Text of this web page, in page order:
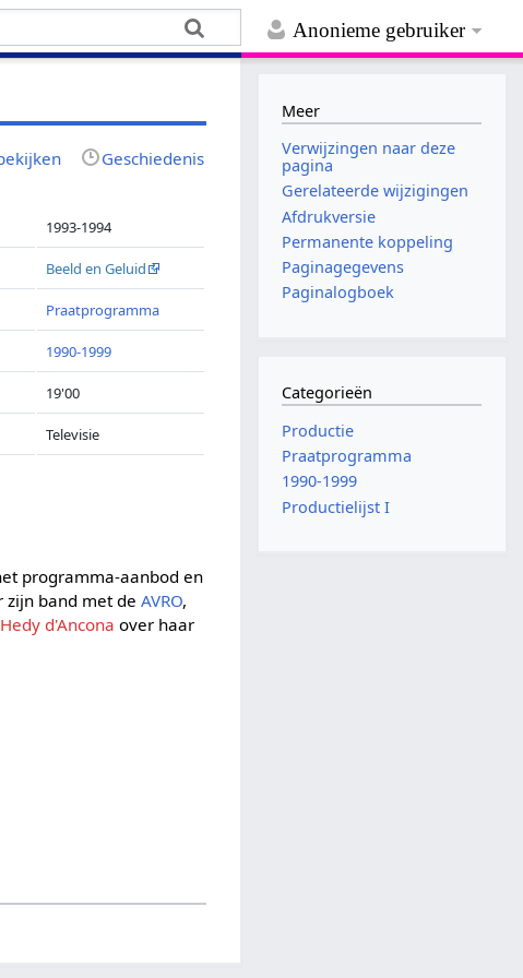
Anonieme gebruiker
Geschiedenis
1993-1994
Beeld en Geluid
Praatprogramma
1990-1999
19'00
Televisie
programma-aanbod en
zijn band met deAVRO,
Hedy d'Ancona over haar
Meer
Verwijzingen naar deze
pagina
Gerelateerde wijzigingen
Afdrukversie
Permanente koppeling
Paginagegevens
Paginalogboek
Categorieën
Productie
Praatprogramma
1990-1999
Productielijst I